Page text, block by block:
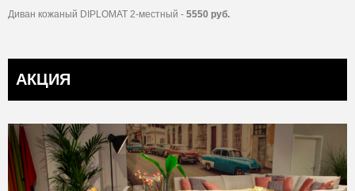
Диван кожаный DIPLOMAT 2-местный - 5550 руб.
АКЦИЯ